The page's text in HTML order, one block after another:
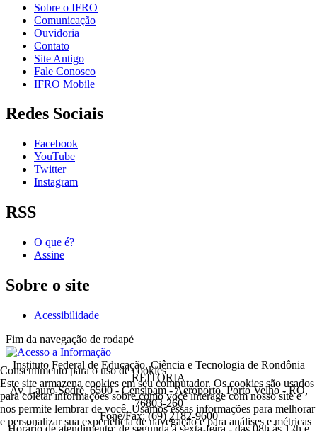
Sobre o IFRO
Comunicação
Ouvidoria
Contato
Site Antigo
Fale Conosco
IFRO Mobile
Redes Sociais
Facebook
YouTube
Twitter
Instagram
RSS
O que é?
Assine
Sobre o site
Acessibilidade
Fim da navegação de rodapé
Instituto Federal de Educação, Ciência e Tecnologia de Rondônia
REITORIA
Av. Lauro Sodré, 6500 - Censipam - Aeroporto, Porto Velho - RO,
76803-260
Fone/Fax: (69) 2182-9600
Horário de atendimento: de segunda a sexta-feira - das 08h às 12h e
Consentimento para o uso de cookies
Este site armazena cookies em seu computador. Os cookies são usados
para coletar informações sobre como você interage com nosso site e
nos permite lembrar de você. Usamos essas informações para melhorar
e personalizar sua experiência de navegação e para análises e métricas